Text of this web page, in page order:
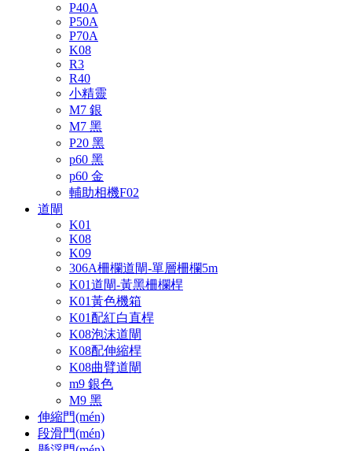
P40A
P50A
P70A
K08
R3
R40
小精靈
M7 銀
M7 黑
P20 黑
p60 黑
p60 金
輔助相機F02
道閘
K01
K08
K09
306A柵欄道閘-單層柵欄5m
K01道閘-黃黑柵欄桿
K01黃色機箱
K01配紅白直桿
K08泡沫道閘
K08配伸縮桿
K08曲臂道閘
m9 銀色
M9 黑
伸縮門(mén)
段滑門(mén)